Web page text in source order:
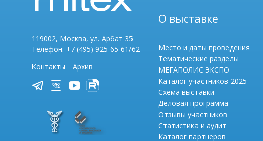
119002, Москва, ул. Арбат 35
Телефон: +7 (495) 925-65-61/62
Контакты
Архив
О выставке
Место и даты проведения
Тематические разделы
МЕГАПОЛИС ЭКСПО
Каталог участников 2025
Схема выставки
Деловая программа
Отзывы участников
Статистика и аудит
Каталог партнеров